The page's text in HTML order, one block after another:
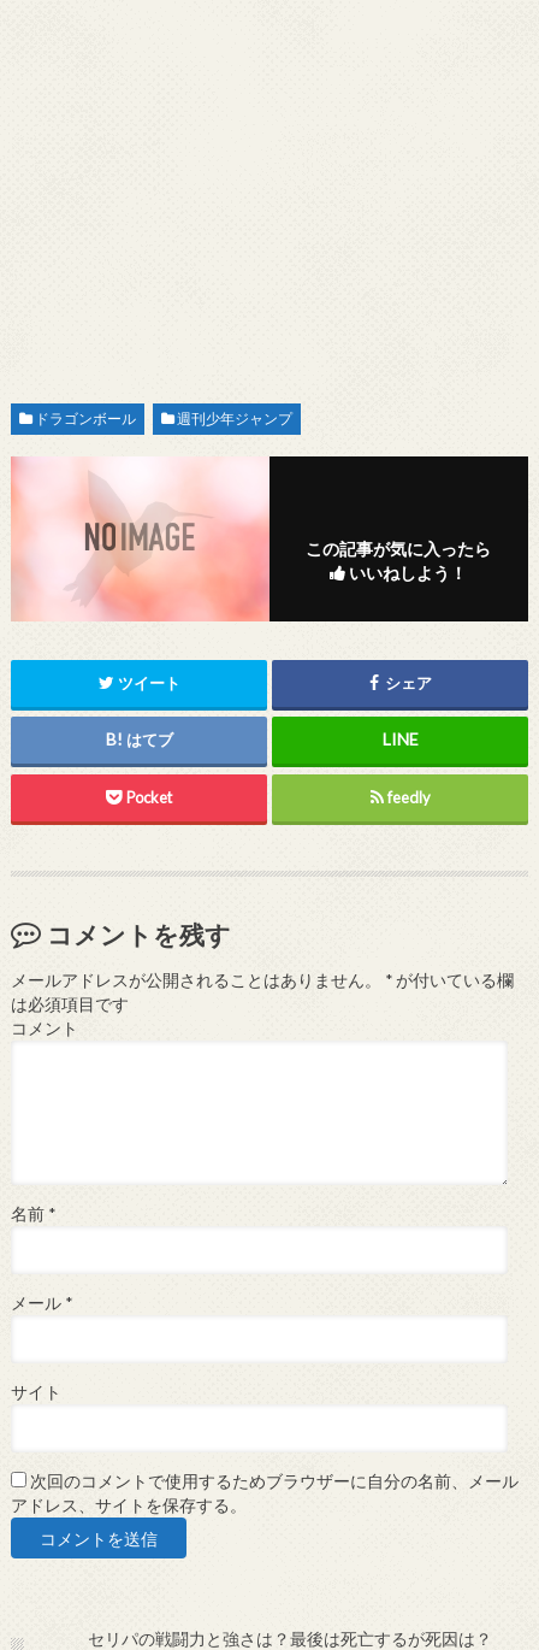
ドラゴンボール 週刊少年ジャンプ
この記事が気に入ったら
いいねしよう！
ツイート シェア
はてブ
Pocket feedly
コメントを残す
メールアドレスが公開されることはありません。 *が付いている欄
は必須項目です
コメント
名前 *
メール *
サイト
次回のコメントで使用するためブラウザーに自分の名前、メール
アドレス、サイトを保存する。
セリパの戦闘力と強さは？最後は死亡するが死因は？